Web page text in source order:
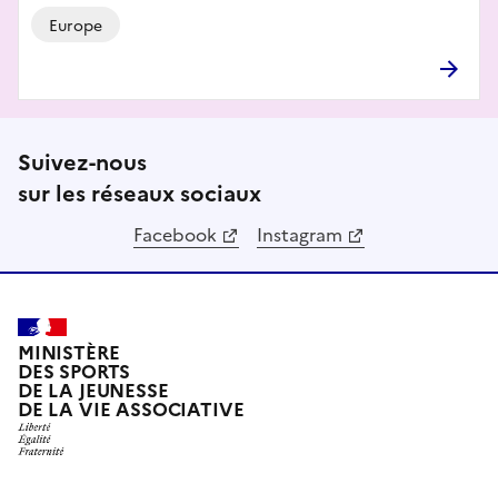
Europe
Suivez-nous
sur les réseaux sociaux
Facebook Instagram
MINISTÈRE
DES SPORTS
DE LA JEUNESSE
DE LA VIE ASSOCIATIVE